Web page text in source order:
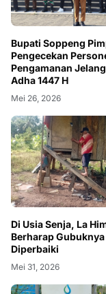
Bupati Soppeng
Pengecekan
Pengamanan
Adha 1447 H
Mei 26, 2026
Di Usia Senja, La
Berharap Gubuknya
Diperbaiki
Mei 31, 2026